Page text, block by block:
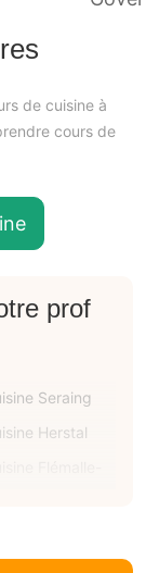
de cuisine à
cours de
prof
Seraing
Herstal
Flémalle-